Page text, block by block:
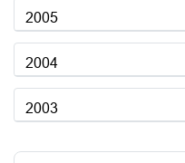
2005
2004
2003